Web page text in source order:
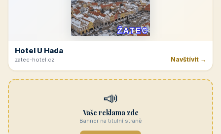
Hotel U Hada
zatec-hotel.cz Navštívit →
📣
Vaše reklama zde
Banner na titulní straně